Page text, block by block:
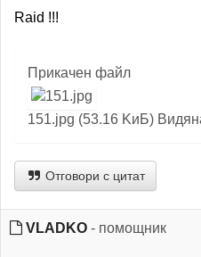
Raid !!!
Прикачен файл
151.jpg (53.16 KиБ)
Отговори с цитат
VLADKO - помощник